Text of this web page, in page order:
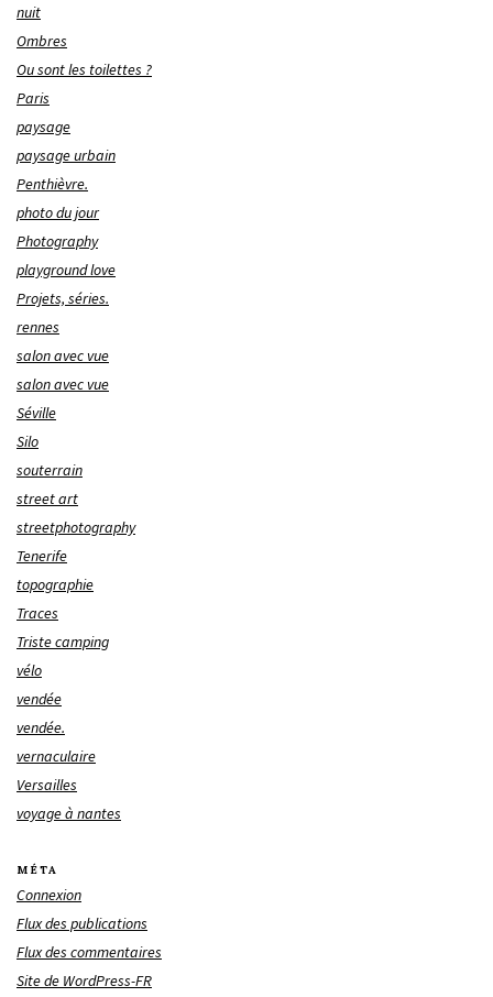
nuit
Ombres
Ou sont les toilettes ?
Paris
paysage
paysage urbain
Penthièvre.
photo du jour
Photography
playground love
Projets, séries.
rennes
salon avec vue
salon avec vue
Séville
Silo
souterrain
street art
streetphotography
Tenerife
topographie
Traces
Triste camping
vélo
vendée
vendée.
vernaculaire
Versailles
voyage à nantes
MÉTA
Connexion
Flux des publications
Flux des commentaires
Site de WordPress-FR